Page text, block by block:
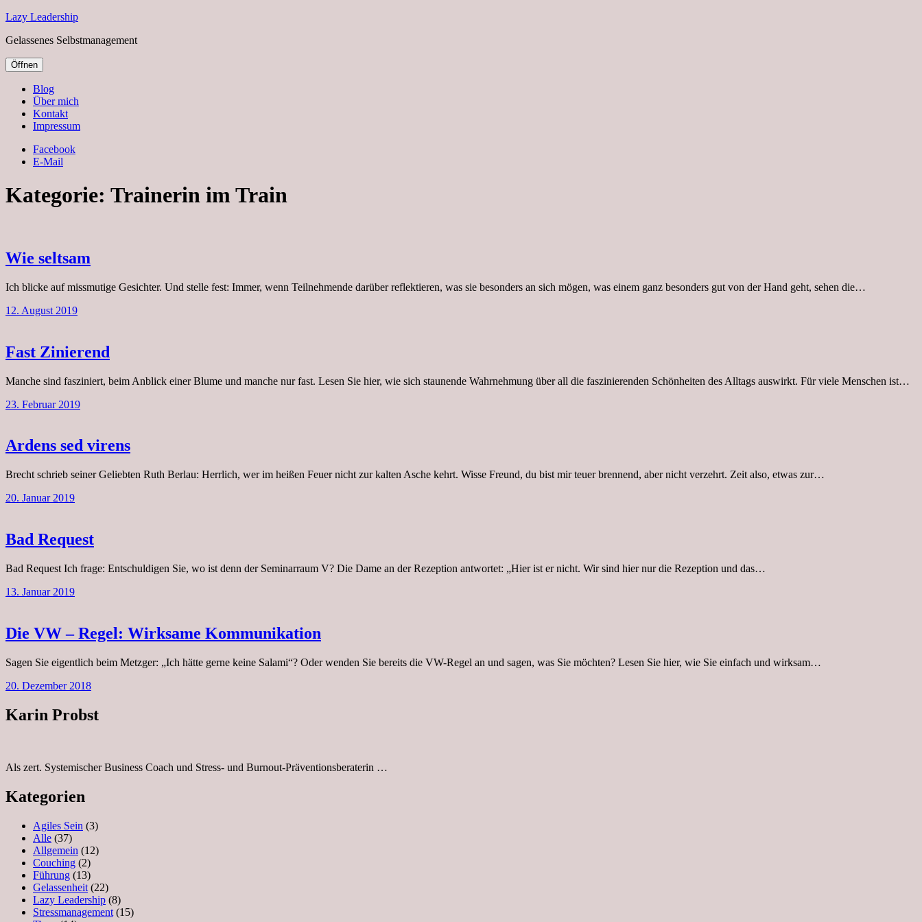
Lazy Leadership
Gelassenes Selbstmanagement
Öffnen
Blog
Über mich
Kontakt
Impressum
Facebook
E-Mail
Kategorie: Trainerin im Train
Wie seltsam
Ich blicke auf missmutige Gesichter. Und stelle fest: Immer, wenn Teilnehmende darüber reflektieren, was sie besonders an sich mögen, was einem ganz besonders gut von der Hand geht, sehen die…
12. August 2019
Fast Zinierend
Manche sind fasziniert, beim Anblick einer Blume und manche nur fast. Lesen Sie hier, wie sich staunende Wahrnehmung über all die faszinierenden Schönheiten des Alltags auswirkt. Für viele Menschen ist…
23. Februar 2019
Ardens sed virens
Brecht schrieb seiner Geliebten Ruth Berlau: Herrlich, wer im heißen Feuer nicht zur kalten Asche kehrt. Wisse Freund, du bist mir teuer brennend, aber nicht verzehrt. Zeit also, etwas zur…
20. Januar 2019
Bad Request
Bad Request Ich frage: Entschuldigen Sie, wo ist denn der Seminarraum V? Die Dame an der Rezeption antwortet: „Hier ist er nicht. Wir sind hier nur die Rezeption und das…
13. Januar 2019
Die VW – Regel: Wirksame Kommunikation
Sagen Sie eigentlich beim Metzger: „Ich hätte gerne keine Salami“? Oder wenden Sie bereits die VW-Regel an und sagen, was Sie möchten? Lesen Sie hier, wie Sie einfach und wirksam…
20. Dezember 2018
Karin Probst
Als zert. Systemischer Business Coach und Stress- und Burnout-Präventionsberaterin …
Kategorien
Agiles Sein (3)
Alle (37)
Allgemein (12)
Couching (2)
Führung (13)
Gelassenheit (22)
Lazy Leadership (8)
Stressmanagement (15)